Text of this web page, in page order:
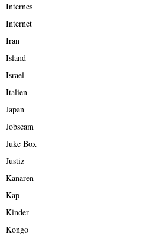
Internes
Internet
Iran
Island
Israel
Italien
Japan
Jobscam
Juke Box
Justiz
Kanaren
Kap
Kinder
Kongo